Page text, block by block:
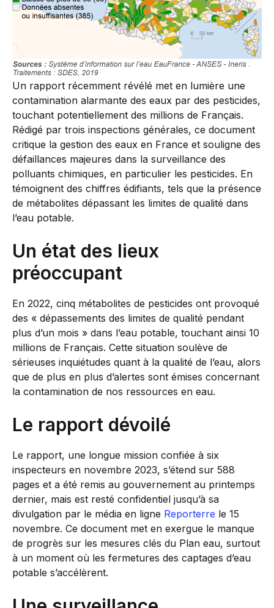
Un rapport récemment révélé met en lumière une
contamination alarmante des eaux par des pesticides,
touchant potentiellement des millions de Français.
Rédigé par trois inspections générales, ce document
critique la gestion des eaux en France et souligne des
défaillances majeures dans la surveillance des
polluants chimiques, en particulier les pesticides. En
témoignent des chiffres édifiants, tels que la présence
de métabolites dépassant les limites de qualité dans
l’eau potable.
Un état des lieux
préoccupant
En 2022, cinq métabolites de pesticides ont provoqué
des « dépassements des limites de qualité pendant
plus d’un mois » dans l’eau potable, touchant ainsi 10
millions de Français. Cette situation soulève de
sérieuses inquiétudes quant à la qualité de l’eau, alors
que de plus en plus d’alertes sont émises concernant
la contamination de nos ressources en eau.
Le rapport dévoilé
Le rapport, une longue mission confiée à six
inspecteurs en novembre 2023, s’étend sur 588
pages et a été remis au gouvernement au printemps
dernier, mais est resté confidentiel jusqu’à sa
divulgation par le média en ligne Reporterre le 15
novembre. Ce document met en exergue le manque
de progrès sur les mesures clés du Plan eau, surtout
à un moment où les fermetures des captages d’eau
potable s’accélèrent.